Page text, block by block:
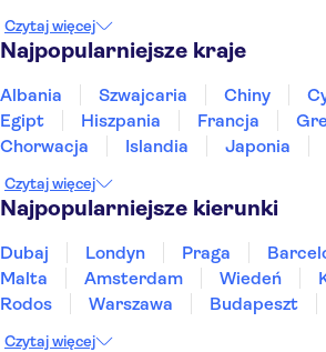
Park Narodowy Thingvellir
Myvatn Nature Baths
Whales of
Miedzynarodowe Lotnisko w Keflavíku
Wrak samolotu DC-3
Perlan
Czytaj więcej
Najpopularniejsze kraje
Albania Szwajcaria Chiny
Egipt
Hiszpania Francja
Chorwacja
Islandia Japonia
Tunezja
Turcja Wietnam
Czytaj więcej
Najpopularniejsze kierunki
Dubaj Londyn Praga
Malta
Amsterdam Wiedeń
Rodos
Warszawa Budapeszt
Czytaj więcej